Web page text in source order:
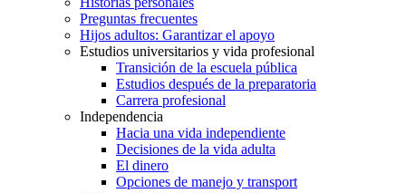
Preguntas frecuentes
Hijos adultos: Garantizar el apoyo
Estudios universitarios y vida profesional
Transición de la escuela pública
Estudios después de la preparatoria
Carrera profesional
Independencia
Hacia una vida independiente
Decisiones de la vida adulta
El dinero
Opciones de manejo y transport